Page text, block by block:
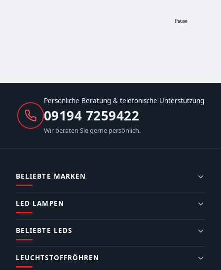
Pause
Persönliche Beratung & telefonische Unterstützung
09194 7259422
Wir beraten Sie gerne persönlich.
BELIEBTE MARKEN
LED LAMPEN
BELIEBTE LEDS
LEUCHTSTOFFRÖHREN